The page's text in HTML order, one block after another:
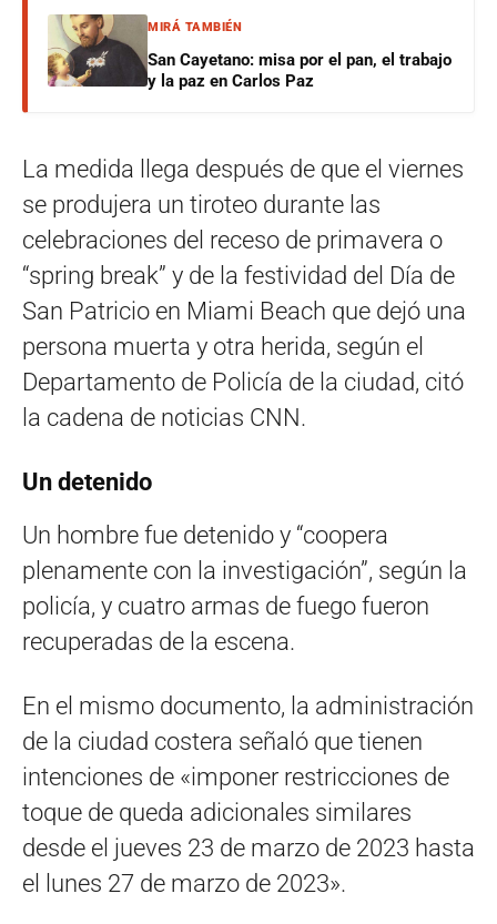
MIRÁ TAMBIÉN
San Cayetano: misa por el pan, el trabajo
y la paz en Carlos Paz
La medida llega después de que el viernes
se produjera un tiroteo durante las
celebraciones del receso de primavera o
“spring break” y de la festividad del Día de
San Patricio en Miami Beach que dejó una
persona muerta y otra herida, según el
Departamento de Policía de la ciudad, citó
la cadena de noticias CNN.
Un detenido
Un hombre fue detenido y “coopera
plenamente con la investigación”, según la
policía, y cuatro armas de fuego fueron
recuperadas de la escena.
En el mismo documento, la administración
de la ciudad costera señaló que tienen
intenciones de «imponer restricciones de
toque de queda adicionales similares
desde el jueves 23 de marzo de 2023 hasta
el lunes 27 de marzo de 2023».